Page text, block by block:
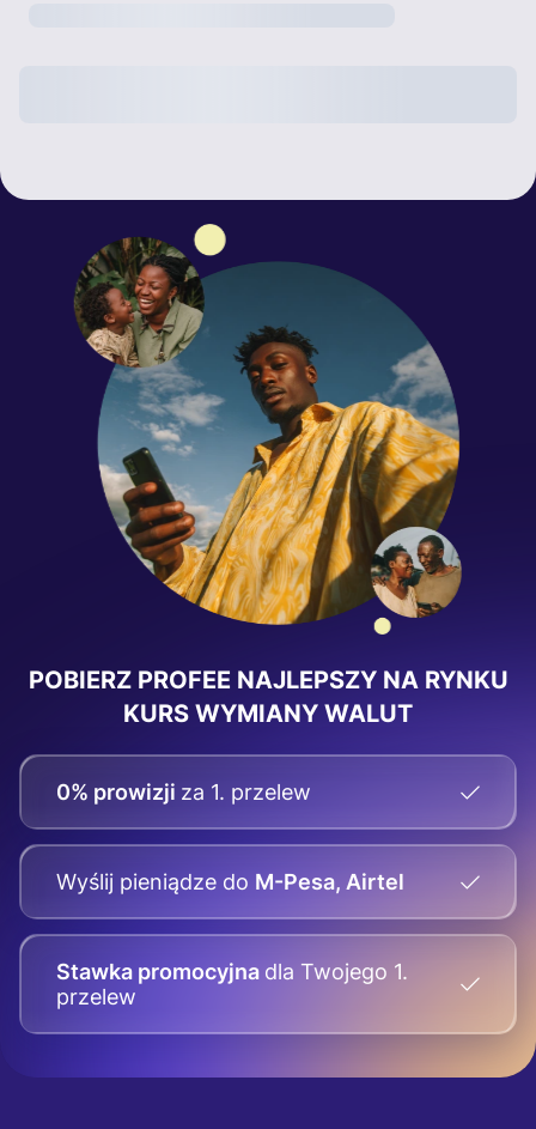
POBIERZ PROFEE NAJLEPSZY NA RYNKU
KURS WYMIANY WALUT
0% prowizji za 1. przelew
Wyślij pieniądze do M-Pesa, Airtel
Stawka promocyjna dla Twojego 1.
przelew